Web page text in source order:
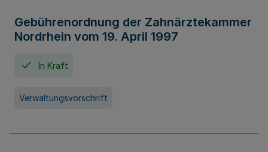
Gebührenordnung der Zahnärztekammer
Nordrhein vom 19. April 1997
In Kraft
Verwaltungsvorschrift